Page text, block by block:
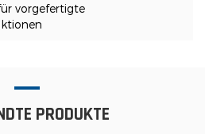
vorgefertigte
PRODUKTE